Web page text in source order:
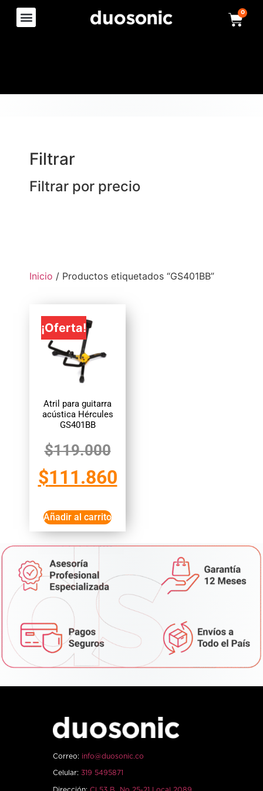
0
Filtrar
Filtrar por precio
Inicio / Productos etiquetados “GS401BB”
¡Oferta!
Atril para guitarra
acústica Hércules
GS401BB
$119.000
$111.860
Añadir al carrito
Correo: info@duosonic.co
Celular: 319 5495871